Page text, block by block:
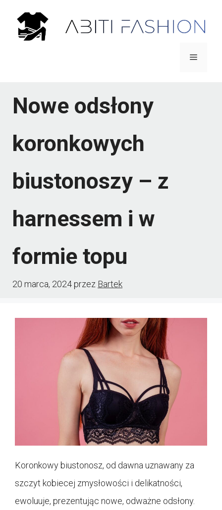
Menu
Nowe odsłony
koronkowych
biustonoszy – z
harnessem i w
formie topu
20 marca, 2024przez Bartek
Koronkowy biustonosz, od dawna uznawany za
szczyt kobiecej zmysłowości i delikatności,
ewoluuje, prezentując nowe, odważne odsłony.